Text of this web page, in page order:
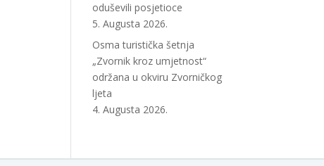
oduševili posjetioce
5. Augusta 2026.
Osma turistička šetnja
„Zvornik kroz umjetnost“
održana u okviru Zvorničkog
ljeta
4. Augusta 2026.